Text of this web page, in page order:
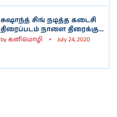
சுஷாந்த் சிங் நடித்த கடைசி
திரைப்படம் நாளை திரைக்கு….
byகனிமொழி July 24, 2020